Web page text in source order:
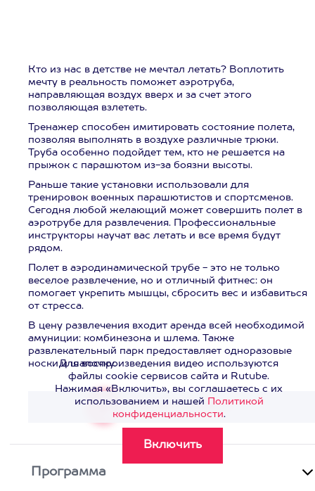
Кто из нас в детстве не мечтал летать? Воплотить
мечту в реальность поможет аэротруба,
направляющая воздух вверх и за счет этого
позволяющая взлететь.
Тренажер способен имитировать состояние полета,
позволяя выполнять в воздухе различные трюки.
Труба особенно подойдет тем, кто не решается на
прыжок с парашютом из-за боязни высоты.
Раньше такие установки использовали для
тренировок военных парашютистов и спортсменов.
Сегодня любой желающий может совершить полет в
аэротрубе для развлечения. Профессиональные
инструкторы научат вас летать и все время будут
рядом.
Полет в аэродинамической трубе - это не только
веселое развлечение, но и отличный фитнес: он
помогает укрепить мышцы, сбросить вес и избавиться
от стресса.
В цену развлечения входит аренда всей необходимой
амуниции: комбинезона и шлема. Также
развлекательный парк предоставляет одноразовые
носки и шапочку.
Смотреть видео>
Для воспроизведения видео используются
файлы cookie сервисов сайта и Rutube.
Нажимая «Включить», вы соглашаетесь с их
использованием и нашей Политикой
конфиденциальности.
Программа